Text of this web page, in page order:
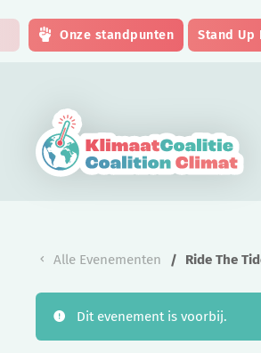
Onze standpunten Stand Up
Alle Evenementen Ride The
Dit evenement is voorbij.